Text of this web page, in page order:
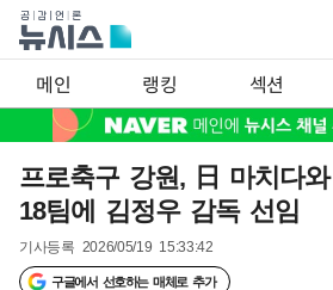
메인 랭킹 섹션
프로축구 강원, 日 마치다
18팀에 김정우 감독 선임
기사등록 2026/05/19 15:33:42
구글에서 선호하는 매체로 추가